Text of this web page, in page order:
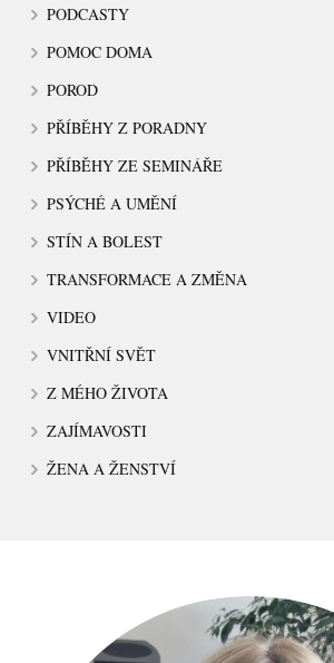
PODCASTY
POMOC DOMA
POROD
PŘÍBĚHY Z PORADNY
PŘÍBĚHY ZE SEMINÁŘE
PSÝCHÉ A UMĚNÍ
STÍN A BOLEST
TRANSFORMACE A ZMĚNA
VIDEO
VNITŘNÍ SVĚT
Z MÉHO ŽIVOTA
ZAJÍMAVOSTI
ŽENA A ŽENSTVÍ